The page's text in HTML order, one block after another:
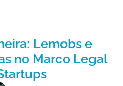
Lemobs e
no Marco Legal